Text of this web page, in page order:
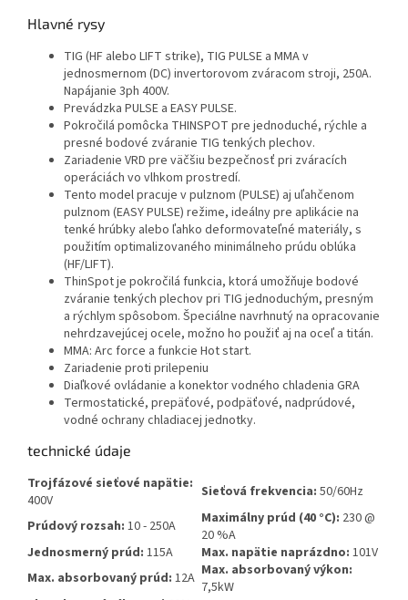
Hlavné rysy
TIG (HF alebo LIFT strike), TIG PULSE a MMA v
jednosmernom (DC) invertorovom zváracom stroji, 250A.
Napájanie 3ph 400V.
Prevádzka PULSE a EASY PULSE.
Pokročilá pomôcka THINSPOT pre jednoduché, rýchle a
presné bodové zváranie TIG tenkých plechov.
Zariadenie VRD pre väčšiu bezpečnosť pri zváracích
operáciách vo vlhkom prostredí.
Tento model pracuje v pulznom (PULSE) aj uľahčenom
pulznom (EASY PULSE) režime, ideálny pre aplikácie na
tenké hrúbky alebo ľahko deformovateľné materiály, s
použitím optimalizovaného minimálneho prúdu oblúka
(HF/LIFT).
ThinSpot je pokročilá funkcia, ktorá umožňuje bodové
zváranie tenkých plechov pri TIG jednoduchým, presným
a rýchlym spôsobom. Špeciálne navrhnutý na opracovanie
nehrdzavejúcej ocele, možno ho použiť aj na oceľ a titán.
MMA: Arc force a funkcie Hot start.
Zariadenie proti prilepeniu
Diaľkové ovládanie a konektor vodného chladenia GRA
Termostatické, prepäťové, podpäťové, nadprúdové,
vodné ochrany chladiacej jednotky.
technické údaje
Trojfázové sieťové napätie:
400V
Sieťová frekvencia: 50/60Hz
Prúdový rozsah: 10 - 250A Maximálny prúd (40 °C): 230 @
20 %A
Jednosmerný prúd: 115A Max. napätie naprázdno: 101V
Max. absorbovaný prúd: 12A Max. absorbovaný výkon:
7,5kW